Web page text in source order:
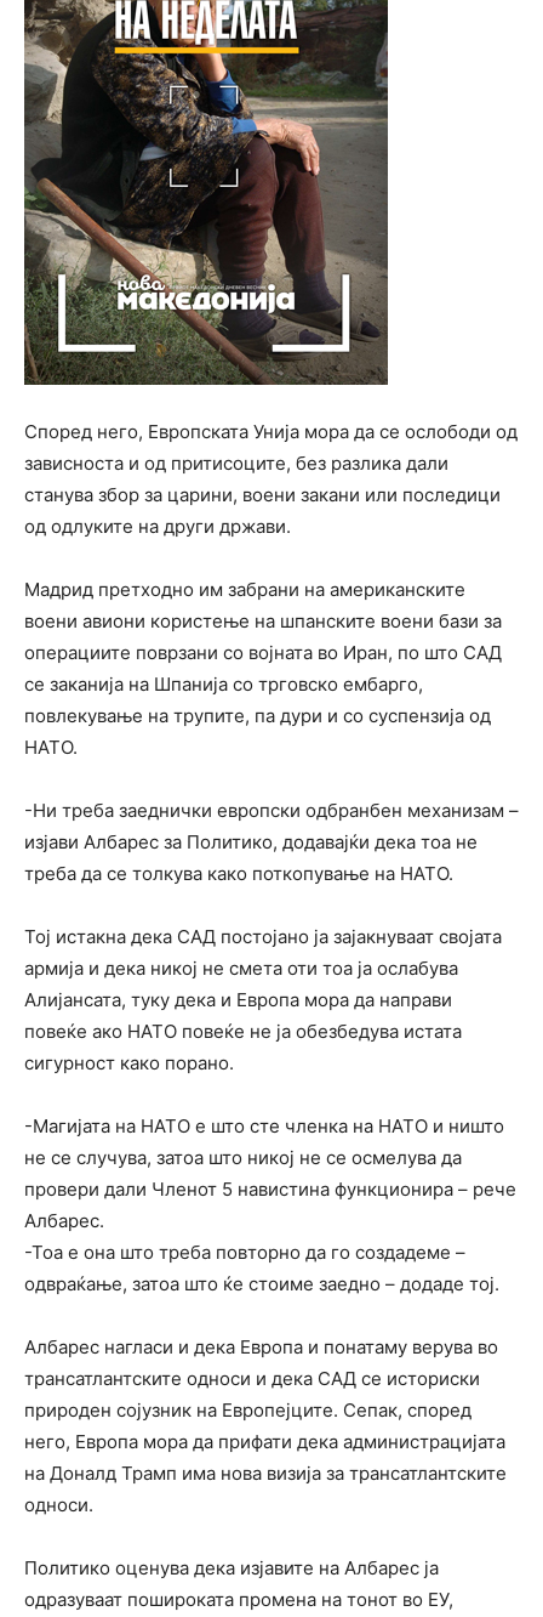
Според него, Европската Унија мора да се ослободи од
зависноста и од притисоците, без разлика дали
станува збор за царини, воени закани или последици
од одлуките на други држави.
Мадрид претходно им забрани на американските
воени авиони користење на шпанските воени бази за
операциите поврзани со војната во Иран, по што САД
се заканија на Шпанија со трговско ембарго,
повлекување на трупите, па дури и со суспензија од
НАТО.
-Ни треба заеднички европски одбранбен механизам –
изјави Албарес за Политико, додавајќи дека тоа не
треба да се толкува како поткопување на НАТО.
Тој истакна дека САД постојано ја зајакнуваат својата
армија и дека никој не смета оти тоа ја ослабува
Алијансата, туку дека и Европа мора да направи
повеќе ако НАТО повеќе не ја обезбедува истата
сигурност како порано.
-Магијата на НАТО е што сте членка на НАТО и ништо
не се случува, затоа што никој не се осмелува да
провери дали Членот 5 навистина функционира – рече
Албарес.
-Тоа е она што треба повторно да го создадеме –
одвраќање, затоа што ќе стоиме заедно – додаде тој.
Албарес нагласи и дека Европа и понатаму верува во
трансатлантските односи и дека САД се историски
природен сојузник на Европејците. Сепак, според
него, Европа мора да прифати дека администрацијата
на Доналд Трамп има нова визија за трансатлантските
односи.
Политико оценува дека изјавите на Албарес ја
одразуваат пошироката промена на тонот во ЕУ,